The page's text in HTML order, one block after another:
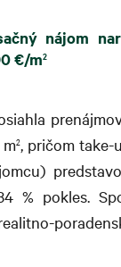
nájom
€/m2
2, pričom take-
% pokles.